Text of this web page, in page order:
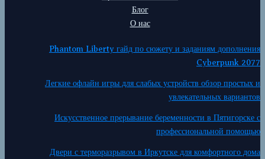
Блог
О нас
Phantom Liberty гайд по сюжету и заданиям дополнения
Cyberpunk 2077
Легкие офлайн игры для слабых устройств обзор простых и
увлекательных вариантов
Искусственное прерывание беременности в Пятигорске с
профессиональной помощью
Двери с терморазрывом в Иркутске для комфортного дома